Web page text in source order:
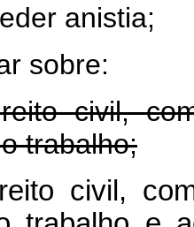
anistia;
sobre:
civil,
trabalho;
civil,